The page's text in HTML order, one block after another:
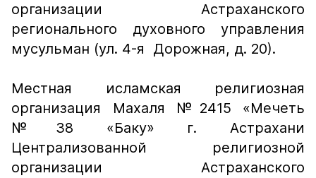
организации Астраханского
регионального духовного управления
мусульман (ул. 4-я Дорожная, д. 20).
Местная исламская религиозная
организация Махаля №2415 «Мечеть
№38 «Баку» г. Астрахани
Централизованной религиозной
организации Астраханского